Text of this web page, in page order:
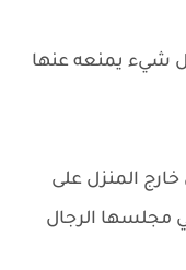
شيء يمنعه عنها
المنزل على
مجلسها الرجال